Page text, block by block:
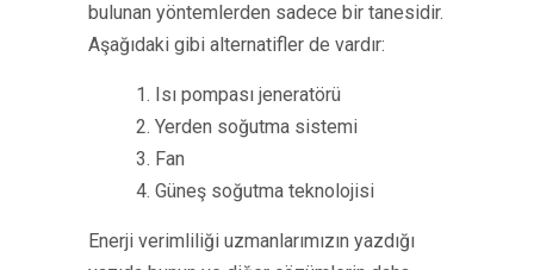
bulunan yöntemlerden sadece bir tanesidir.
Aşağıdaki gibi alternatifler de vardır:
1. Isı pompası jeneratörü
2. Yerden soğutma sistemi
3. Fan
4. Güneş soğutma teknolojisi
Enerji verimliliği uzmanlarımızın yazdığı